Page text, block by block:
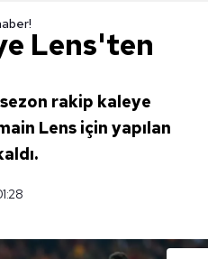
Lens'ten
rakip kaleye
Lens için yapılan